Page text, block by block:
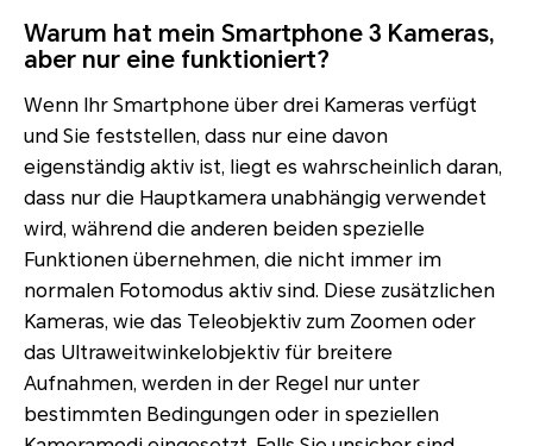
Warum hat mein Smartphone 3 Kameras,
aber nur eine funktioniert?
Wenn Ihr Smartphone über drei Kameras verfügt
und Sie feststellen, dass nur eine davon
eigenständig aktiv ist, liegt es wahrscheinlich daran,
dass nur die Hauptkamera unabhängig verwendet
wird, während die anderen beiden spezielle
Funktionen übernehmen, die nicht immer im
normalen Fotomodus aktiv sind. Diese zusätzlichen
Kameras, wie das Teleobjektiv zum Zoomen oder
das Ultraweitwinkelobjektiv für breitere
Aufnahmen, werden in der Regel nur unter
bestimmten Bedingungen oder in speziellen